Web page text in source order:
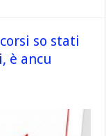
so stati
è ancu